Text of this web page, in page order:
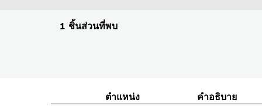
1 ชิ้นส่วนที่พบ
ตำแหน่ง คำอธิบาย